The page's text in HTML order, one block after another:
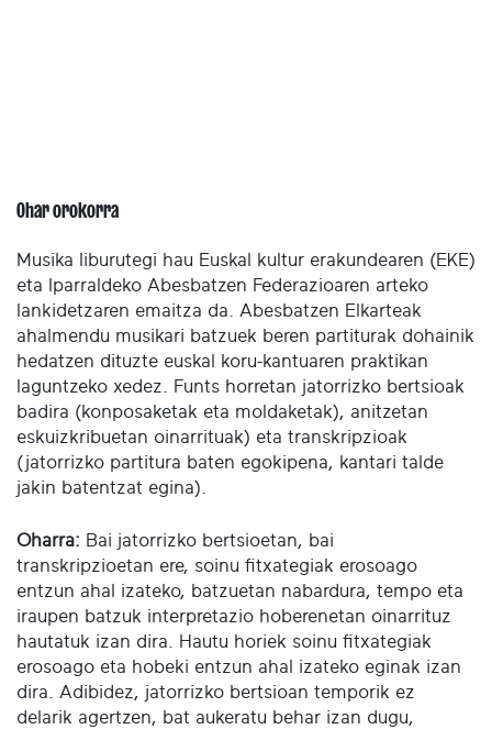
Ohar orokorra
Musika liburutegi hau Euskal kultur erakundearen (EKE)
eta Iparraldeko Abesbatzen Federazioaren arteko
lankidetzaren emaitza da. Abesbatzen Elkarteak
ahalmendu musikari batzuek beren partiturak dohainik
hedatzen dituzte euskal koru-kantuaren praktikan
laguntzeko xedez. Funts horretan jatorrizko bertsioak
badira (konposaketak eta moldaketak), anitzetan
eskuizkribuetan oinarrituak) eta transkripzioak
(jatorrizko partitura baten egokipena, kantari talde
jakin batentzat egina).
Oharra: Bai jatorrizko bertsioetan, bai
transkripzioetan ere, soinu fitxategiak erosoago
entzun ahal izateko, batzuetan nabardura, tempo eta
iraupen batzuk interpretazio hoberenetan oinarrituz
hautatuk izan dira. Hautu horiek soinu fitxategiak
erosoago eta hobeki entzun ahal izateko eginak izan
dira. Adibidez, jatorrizko bertsioan temporik ez
delarik agertzen, bat aukeratu behar izan dugu,